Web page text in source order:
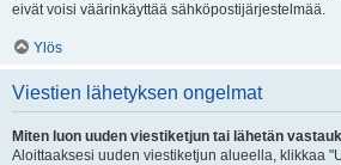
eivät voisi väärinkäyttää sähköpostijärjestelmää.
Ylös
Viestien lähetyksen ongelmat
Miten luon uuden viestiketjun tai lähetän
Aloittaaksesi uuden viestiketjun alueella, klikkaa